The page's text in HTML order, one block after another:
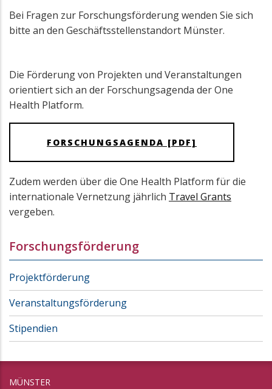
Bei Fragen zur Forschungsförderung wenden Sie sich
bitte an den Geschäftsstellenstandort Münster.
Die Förderung von Projekten und Veranstaltungen
orientiert sich an der Forschungsagenda der One
Health Platform.
FORSCHUNGSAGENDA [PDF]
Zudem werden über die One Health Platform für die
internationale Vernetzung jährlich Travel Grants
vergeben.
Forschungsförderung
Projektförderung
Veranstaltungsförderung
Stipendien
MÜNSTER